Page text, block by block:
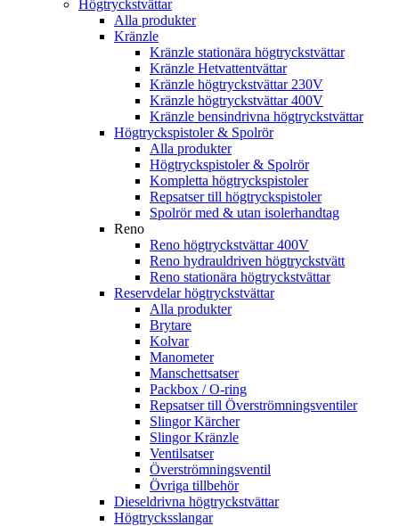
Högtryckstvättar
Alla produkter
Kränzle
Kränzle stationära högtryckstvättar
Kränzle Hetvattentvättar
Kränzle högtryckstvättar 230V
Kränzle högtryckstvättar 400V
Kränzle bensindrivna högtryckstvättar
Högtryckspistoler & Spolrör
Alla produkter
Högtryckspistoler & Spolrör
Kompletta högtryckspistoler
Repsatser till högtryckspistoler
Spolrör med & utan isolerhandtag
Reno
Reno högtryckstvättar 400V
Reno hydrauldriven högtryckstvätt
Reno stationära högtryckstvättar
Reservdelar högtryckstvättar
Alla produkter
Brytare
Kolvar
Manometer
Manschettsatser
Packbox / O-ring
Repsatser till Överströmningsventiler
Slingor Kärcher
Slingor Kränzle
Ventilsatser
Överströmningsventil
Övriga tillbehör
Dieseldrivna högtryckstvättar
Högtrycksslangar